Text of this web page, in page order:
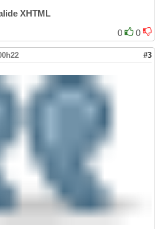
XHTML
0
0
#3